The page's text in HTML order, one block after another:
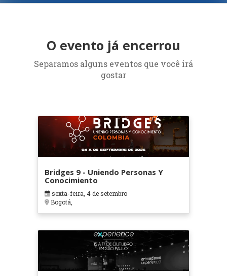
O evento já encerrou
Separamos alguns eventos que você irá
gostar
Bridges 9 - Uniendo Personas Y
Conocimiento
sexta-feira, 4 de setembro
Bogotá,